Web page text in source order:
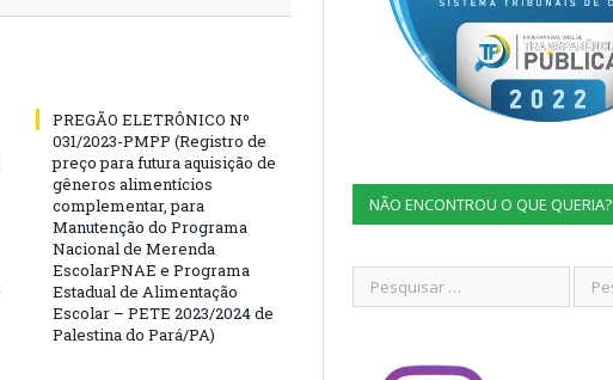
PREGÃO ELETRÔNICO Nº
031/2023-PMPP (Registro de
preço para futura aquisição de
gêneros alimentícios
complementar, para
Manutenção do Programa
Nacional de Merenda
EscolarPNAE e Programa
Estadual de Alimentação
Escolar – PETE 2023/2024 de
Palestina do Pará/PA)
NÃO ENCONTROU O QUE QUERIA?